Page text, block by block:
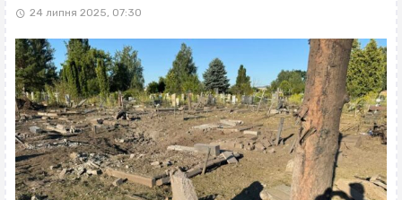
24 липня 2025, 07:30